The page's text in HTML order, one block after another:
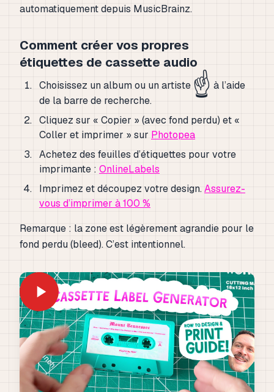
automatiquement depuis MusicBrainz.
Comment créer vos propres
étiquettes de cassette audio
Choisissez un album ou un artiste ☝️ à l’aide
de la barre de recherche.
Cliquez sur « Copier » (avec fond perdu) et «
Coller et imprimer » sur Photopea
Achetez des feuilles d’étiquettes pour votre
imprimante : OnlineLabels
Imprimez et découpez votre design.Assurez-
vous d’imprimer à 100 %
Remarque : la zone est légèrement agrandie pour le
fond perdu (bleed). C’est intentionnel.